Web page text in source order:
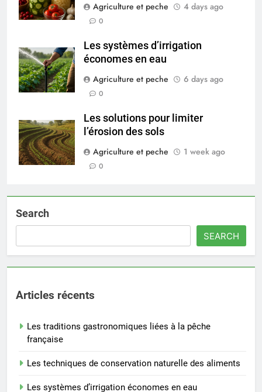
Agriculture et peche
4 days ago
0
Les systèmes d’irrigation
économes en eau
Agriculture et peche
6 days ago
0
Les solutions pour limiter
l’érosion des sols
Agriculture et peche
1 week ago
0
Search
SEARCH
Articles récents
Les traditions gastronomiques liées à la pêche
française
Les techniques de conservation naturelle des aliments
Les systèmes d’irrigation économes en eau